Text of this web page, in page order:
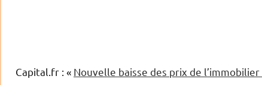
Capital.fr : « Nouvelle baisse des prix de